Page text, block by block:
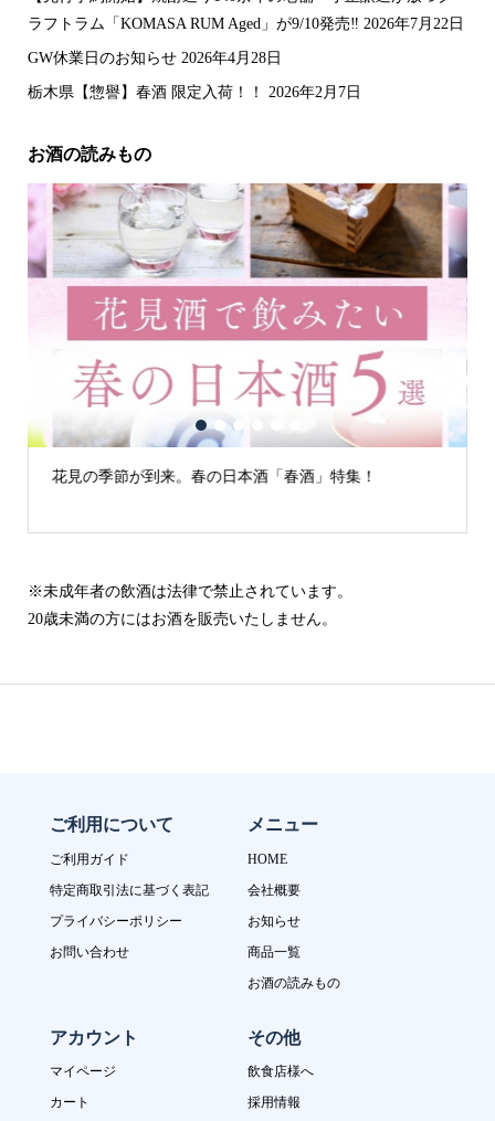
ラフトラム「KOMASA RUM Aged」が9/10発売‼️ 2026年7月22日
GW休業日のお知らせ 2026年4月28日
栃木県【惣譽】春酒 限定入荷！！ 2026年2月7日
お酒の読みもの
」特集！ 古城の街「犬山」の日本酒
1 2 3 5
※未成年者の飲酒は法律で禁止されています。
20歳未満の方にはお酒を販売いたしません。
ご利用について
ご利用ガイド
特定商取引法に基づく表記
プライバシーポリシー
お問い合わせ
メニュー
HOME
会社概要
お知らせ
商品一覧
お酒の読みもの
アカウント
マイページ
カート
その他
飲食店様へ
採用情報